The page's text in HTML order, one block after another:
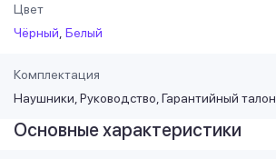
Цвет
Чёрный Белый
Комплектация
Наушники, Руководство, Гарантийный талон
Основные характеристики